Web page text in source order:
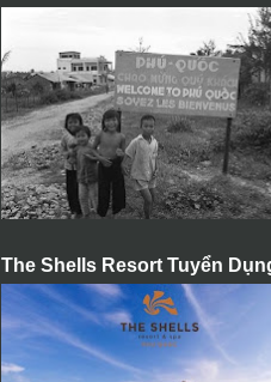
The Shells Resort Tuyển